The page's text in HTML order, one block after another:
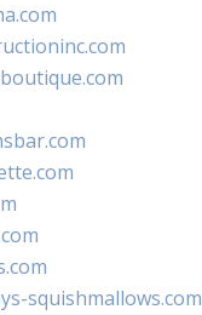
squishmallows.com